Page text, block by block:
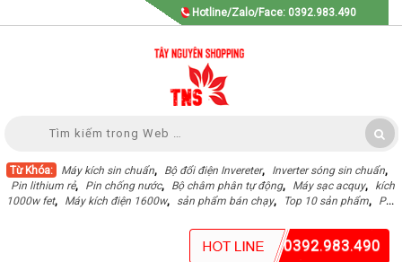
Hotline/Zalo/Face: 0392.983.490
Từ Khóa: Máy kích sin chuẩn, Bộ đổi điện Invereter, Inverter sóng sin chuẩn,
Pin lithium rẻ, Pin chống nước, Bộ châm phân tự động, Máy sạc acquy,
kích
1000w fet, Máy kích điện 1600w, sản phẩm bán chạy, Top 10 sản phẩm,
Pin
0392.983.490